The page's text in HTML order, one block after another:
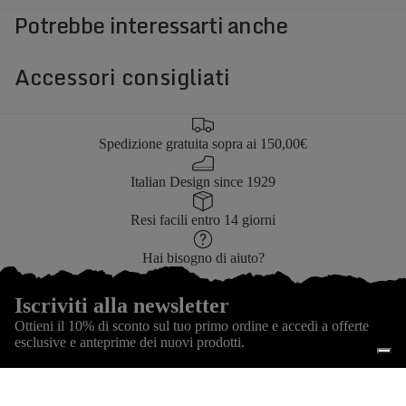
APRI
IMMAGINE
SCHERMO
APRI
IMMAGINE
SCHERMO
Potrebbe interessarti anche
Accessori consigliati
Spedizione gratuita sopra ai 150,00€
Italian Design since 1929
Resi facili entro 14 giorni
Hai bisogno di aiuto?
Iscriviti alla newsletter
Ottieni il 10% di sconto sul tuo primo ordine e accedi a offerte
esclusive e anteprime dei nuovi prodotti.